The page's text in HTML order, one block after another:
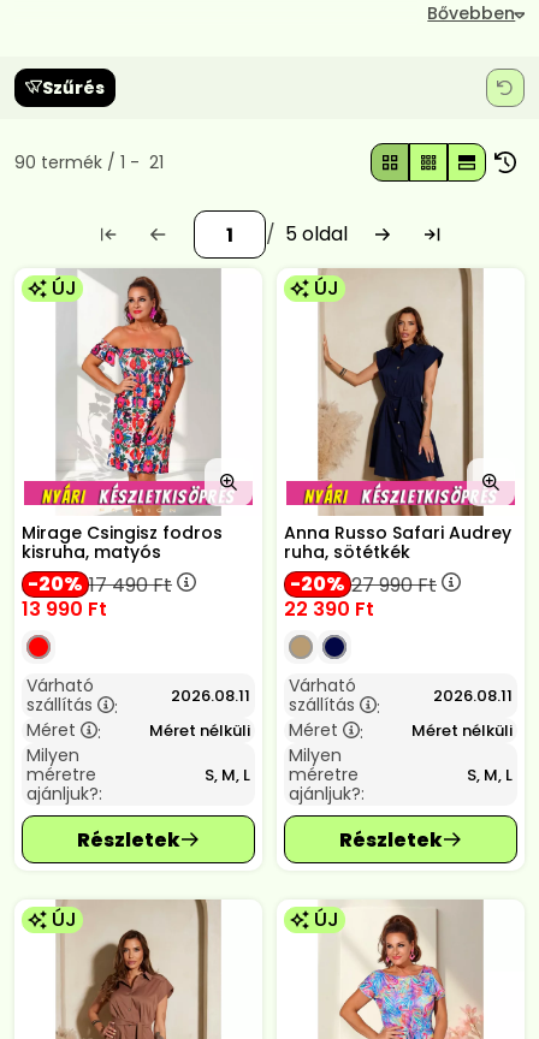
Szűrés
Összes termék a kategóriában
90 termék 1 21
5
ÚJ
Mirage Csingisz fodros
kisruha, matyós
20 17 490Ft
13 990 Ft
Várható
szállítás
: 2026.08.11
Méret : Méret nélküli
Milyen
méretre
ajánljuk?:
S, M, L
ÚJ
Anna Russo Safari Audrey
ruha, sötétkék
20 27 990Ft
22 390 Ft
Várható
szállítás
: 2026.08.11
Méret : Méret nélküli
Milyen
méretre
ajánljuk?:
S, M, L
ÚJ ÚJ